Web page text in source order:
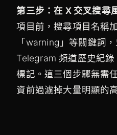
第三步：在 X 交叉搜尋
項目前，搜尋項目名稱
「warning」等關鍵詞
Telegram 頻道歷史紀
標記。這三個步驟無需
資前過濾掉大量明顯的